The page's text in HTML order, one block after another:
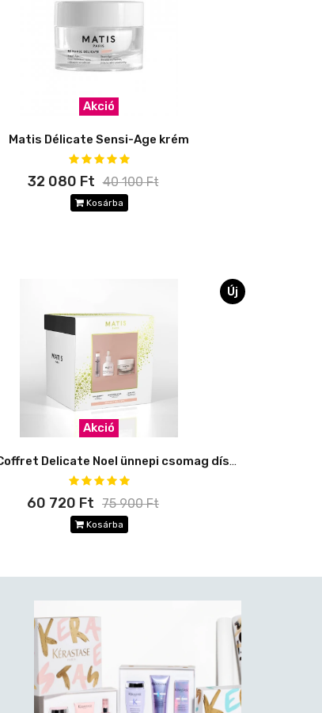
Akció
Matis Délicate Sensi-Age krém
32 080 Ft 40 100 Ft
Kosárba
Új
Akció
Matis Coffret Delicate Noel ünnepi csomag díszdobozban
60 720 Ft 75 900 Ft
Kosárba